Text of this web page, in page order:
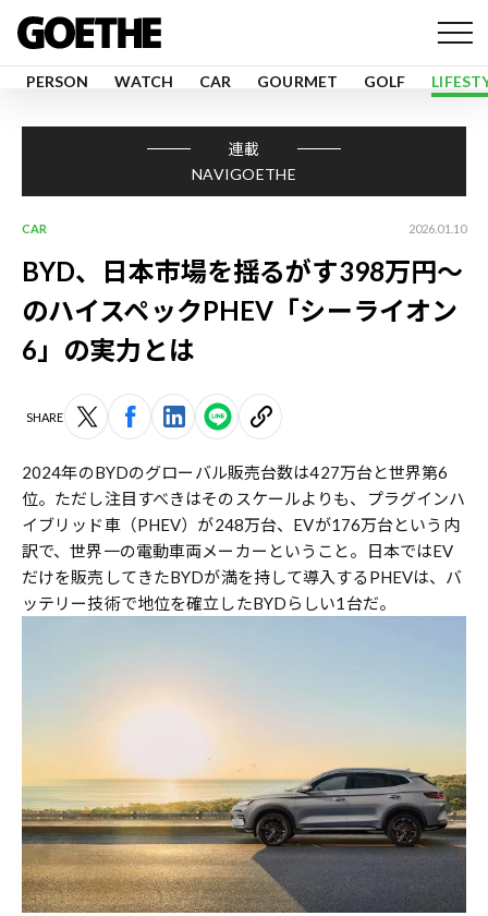
PERSON WATCH CAR GOURMET GOLF
連載
NAVIGOETHE
CAR 2026.01.10
BYD、日本市場を揺るがす398万円〜
のハイスペックPHEV「シーライオン
6」の実力とは
SHARE
2024年のBYDのグローバル販売台数は427万台と世界第6
位。ただし注目すべきはそのスケールよりも、プラグインハ
イブリッド車（PHEV）が248万台、EVが176万台という内
訳で、世界一の電動車両メーカーということ。日本ではEV
だけを販売してきたBYDが満を持して導入するPHEVは、バ
ッテリー技術で地位を確立したBYDらしい1台だ。